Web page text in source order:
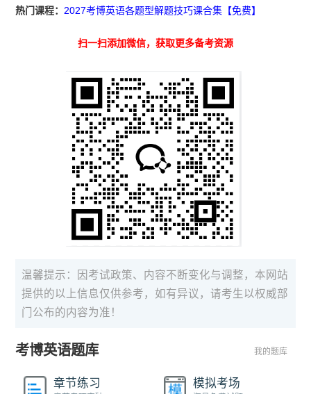
热门课程： 2027考博英语各题型解题技巧课合集【免费】
扫一扫添加微信，获取更多备考资源
温馨提示：因考试政策、内容不断变化与调整，本网站
提供的以上信息仅供参考，如有异议，请考生以权威部
门公布的内容为准！
考博英语题库 我的题库
章节练习 模拟考场